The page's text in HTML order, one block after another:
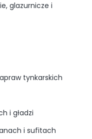
glazurnicze i
tynkarskich
i gładzi
i sufitach